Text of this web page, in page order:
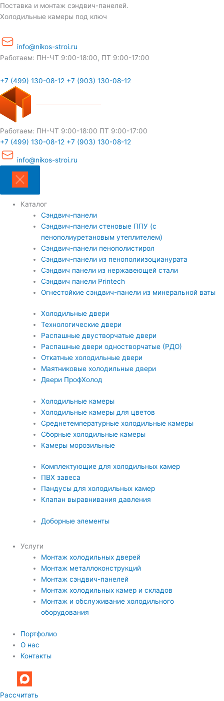
Перейти
к
Поставка и монтаж сэндвич-панелей.
Холодильные камеры под ключ
info@nikos-stroi.ru
Работаем: ПН-ЧТ 9:00-18:00, ПТ 9:00-17:00
+7 (499) 130-08-12 +7 (903) 130-08-12
Работаем: ПН-ЧТ 9:00-18:00 ПТ 9:00-17:00
+7 (499) 130-08-12 +7 (903) 130-08-12
info@nikos-stroi.ru
Каталог
Сэндвич-панели
Сэндвич-панели стеновые ППУ (с
пенополиуретановым утеплителем)
Сэндвич-панели пенополистирол
Сэндвич-панели из пенополиизоцианурата
Сэндвич панели из нержавеющей стали
Сэндвич панели Printech
Огнестойкие сэндвич-панели из минеральной ваты
Холодильные двери
Технологические двери
Распашные двустворчатые двери
Распашные двери одностворчатые (РДО)
Откатные холодильные двери
Маятниковые холодильные двери
Двери ПрофХолод
Холодильные камеры
Холодильные камеры для цветов
Среднетемпературные холодильные камеры
Сборные холодильные камеры
Камеры морозильные
Комплектующие для холодильных камер
ПВХ завеса
Пандусы для холодильных камер
Клапан выравнивания давления
Доборные элементы
Услуги
Монтаж холодильных дверей
Монтаж металлоконструкций
Монтаж сэндвич-панелей
Монтаж холодильных камер и складов
Монтаж и обслуживание холодильного
оборудования
Портфолио
О нас
Контакты
Рассчитать